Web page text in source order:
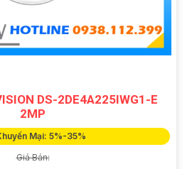
DS-2DE4A225IWG1-E
2MP
Mại: 5%-35%
Giá Bán: